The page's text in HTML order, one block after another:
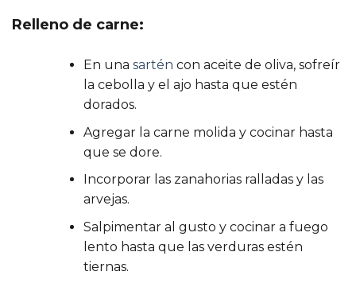
Relleno de carne:
En una sartén con aceite de oliva, sofreír
la cebolla y el ajo hasta que estén
dorados.
Agregar la carne molida y cocinar hasta
que se dore.
Incorporar las zanahorias ralladas y las
arvejas.
Salpimentar al gusto y cocinar a fuego
lento hasta que las verduras estén
tiernas.